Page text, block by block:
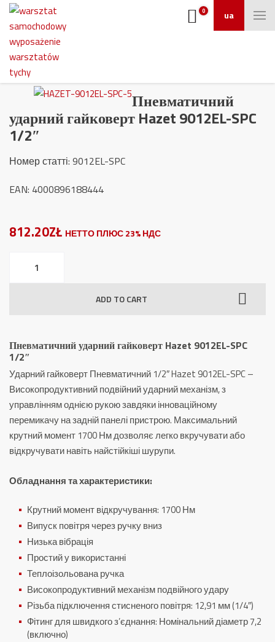
ua
0
Пневматичний
ударний гайковерт Hazet 9012EL-SPC
1/2″
Номер статті: 9012EL-SPC
EAN: 4000896188444
812.20ZŁ НЕТТО ПЛЮС 23% НДС
ударний
1/2″
ADD TO CART
Пневматичний ударний гайковерт Hazet 9012EL-SPC
1/2″
Ударний гайковерт Пневматичний 1/2″ Hazet 9012EL-SPC –
Високопродуктивний подвійний ударний механізм, з
управлінням однією рукою завдяки інноваційному
перемикачу на задній панелі пристрою. Максимальний
крутний момент 1700 Нм дозволяє легко вкручувати або
відкручувати навіть найстійкіші шурупи.
Обладнання та характеристики:
Крутний момент відкручування: 1700 Нм
Випуск повітря через ручку вниз
Низька вібрація
Простий у використанні
Теплоізольована ручка
Високопродуктивний механізм подвійного удару
Різьба підключення стисненого повітря: 12,91 мм (1/4″)
Фітинг для швидкого з’єднання: Номінальний діаметр 7,2
(включно)